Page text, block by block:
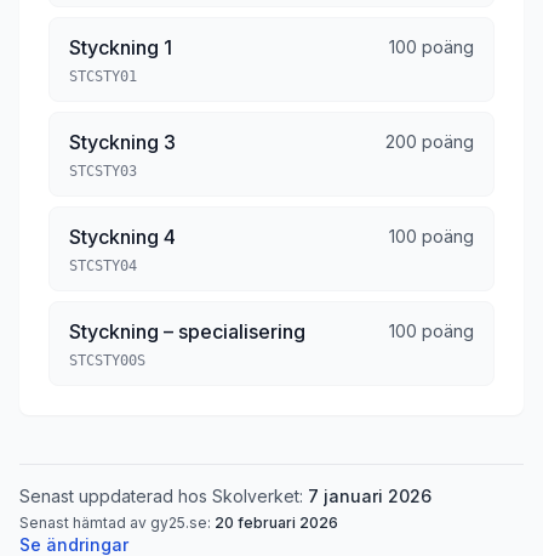
Styckning 1 100 poäng
STCSTY01
Styckning 3 200 poäng
STCSTY03
Styckning 4 100 poäng
STCSTY04
Styckning – specialisering 100 poäng
STCSTY00S
Senast uppdaterad hos Skolverket: 7 januari 2026
Senast hämtad av gy25.se: 20 februari 2026
Se ändringar